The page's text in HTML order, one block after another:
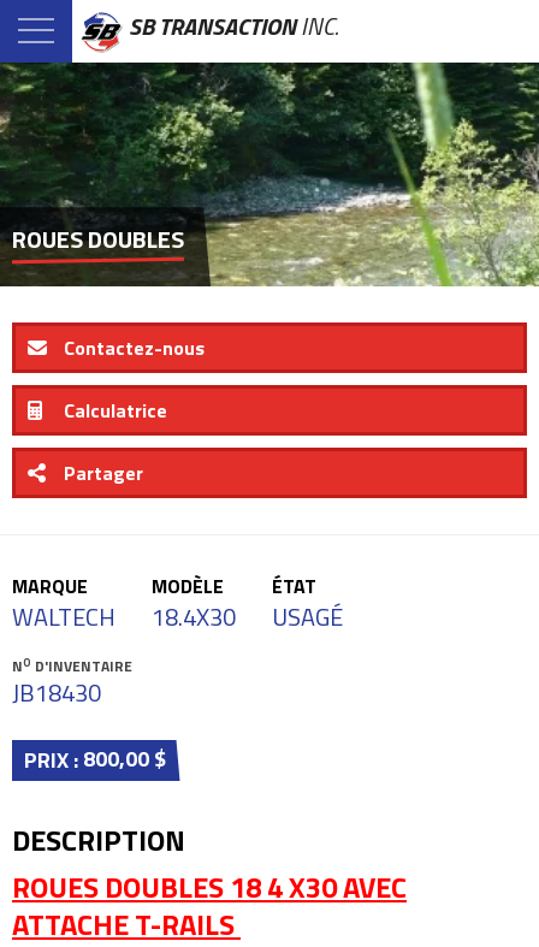
SB TRANSACTIONINC.
ROUES DOUBLES
Contactez-nous
Calculatrice
Partager
MARQUE
WALTECH
MODÈLE
18.4X30
ÉTAT
USAGÉ
NO D'INVENTAIRE
JB18430
PRIX :800,00 $
DESCRIPTION
ROUES DOUBLES 18 4 X30 AVEC
ATTACHE T-RAILS